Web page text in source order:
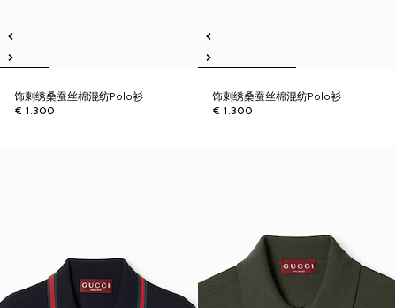
饰刺绣桑蚕丝棉混纺Polo衫
€ 1.300
饰刺绣桑蚕丝棉混纺Polo衫
€ 1.300